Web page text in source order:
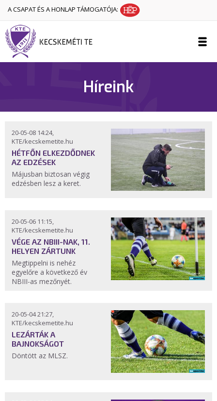
A CSAPAT ÉS A HONLAP TÁMOGATÓJA:
Híreink
20-05-08 14:24,
KTE/kecskemetite.hu
HÉTFŐN ELKEZDŐDNEK
AZ EDZÉSEK
Májusban biztosan végig
edzésben lesz a keret.
20-05-06 11:15,
KTE/kecskemetite.hu
VÉGE AZ NBIII-NAK, 11.
HELYEN ZÁRTUNK
Megtippelni is nehéz
egyelőre a következő év
NBIII-as mezőnyét.
20-05-04 21:27,
KTE/kecskemetite.hu
LEZÁRTÁK A
BAJNOKSÁGOT
Döntött az MLSZ.